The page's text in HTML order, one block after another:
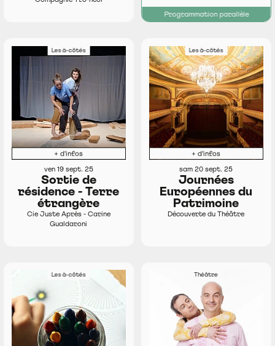
Programmation parallèle
Les à-côtés
+ d'infos
ven 19 sept. 25
Sortie de
résidence - Terre
étrangère
Cie Juste Après - Carine
Gualdaroni
Les à-côtés
+ d'infos
sam 20 sept. 25
Journées
Européennes du
Patrimoine
Découverte du Théâtre
Les à-côtés Théâtre